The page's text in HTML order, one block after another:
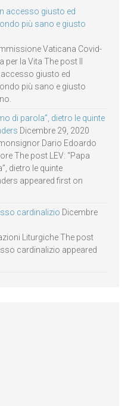
accesso giusto ed
più sano e giusto
Vaticana Covid-
la Vita The post Il
giusto ed
più sano e giusto
di parola”, dietro le quinte
Dicembre 29, 2020
Dario Edoardo
The post LEV: “Papa
dietro le quinte
appeared first on
cardinalizio Dicembre
Liturgiche The post
cardinalizio appeared